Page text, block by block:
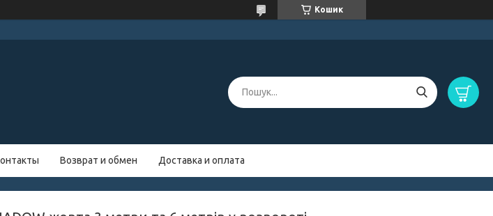
Кошик
Возврат и обмен Доставка и оплата